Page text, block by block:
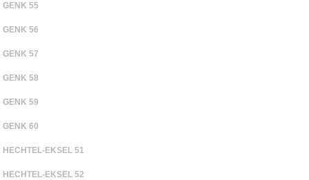
GENK 55
GENK 56
GENK 57
GENK 58
GENK 59
GENK 60
HECHTEL-EKSEL 51
HECHTEL-EKSEL 52